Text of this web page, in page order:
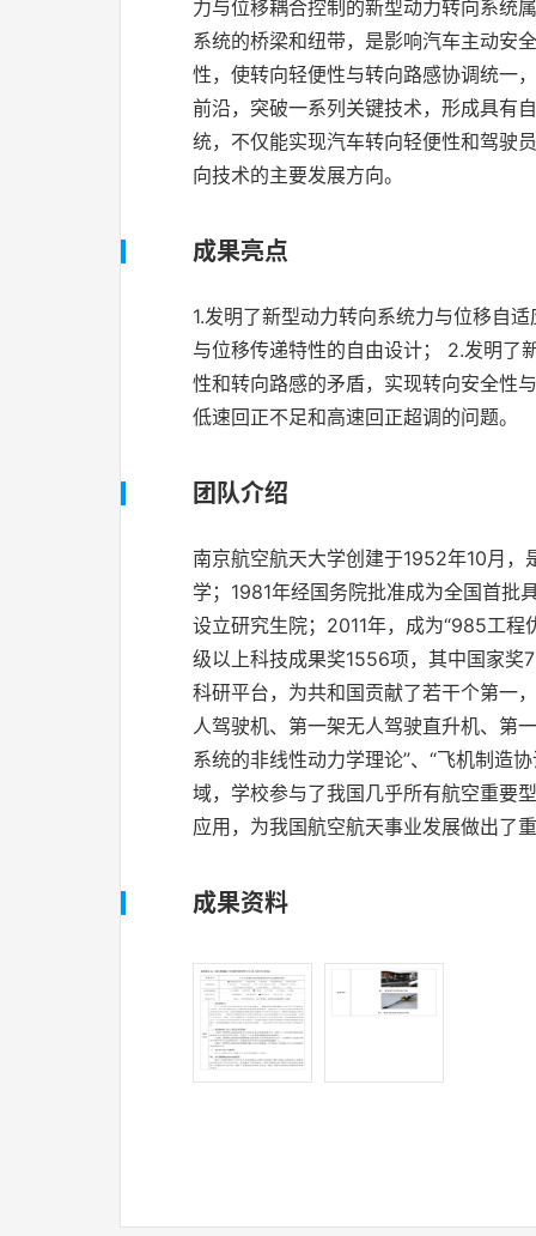
力与位移耦合控制的新型动力转向系统
系统的桥梁和纽带，是影响汽车主动安
性，使转向轻便性与转向路感协调统一
前沿，突破一系列关键技术，形成具有
统，不仅能实现汽车转向轻便性和驾驶
向技术的主要发展方向。
成果亮点
1.发明了新型动力转向系统力与位移自
与位移传递特性的自由设计； 2.发明了
性和转向路感的矛盾，实现转向安全性
低速回正不足和高速回正超调的问题。
团队介绍
南京航空航天大学创建于1952年10月
学；1981年经国务院批准成为全国首批
设立研究生院；2011年，成为“985工程
级以上科技成果奖1556项，其中国家奖
科研平台，为共和国贡献了若干个第一
人驾驶机、第一架无人驾驶直升机、第
系统的非线性动力学理论”、“飞机制造
域，学校参与了我国几乎所有航空重要
应用，为我国航空航天事业发展做出了
成果资料